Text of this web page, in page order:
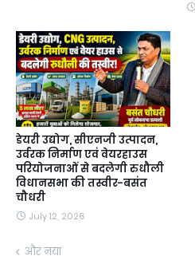
डेयरी उद्योग, सीएनजी उत्पादन,
उर्वरक निर्माण एवं वेयरहाउस
परियोजनाओं से बदलेगी रुधौली
विधानसभा की तस्वीर-बसंत
चौधरी
July 12, 2026
और नया